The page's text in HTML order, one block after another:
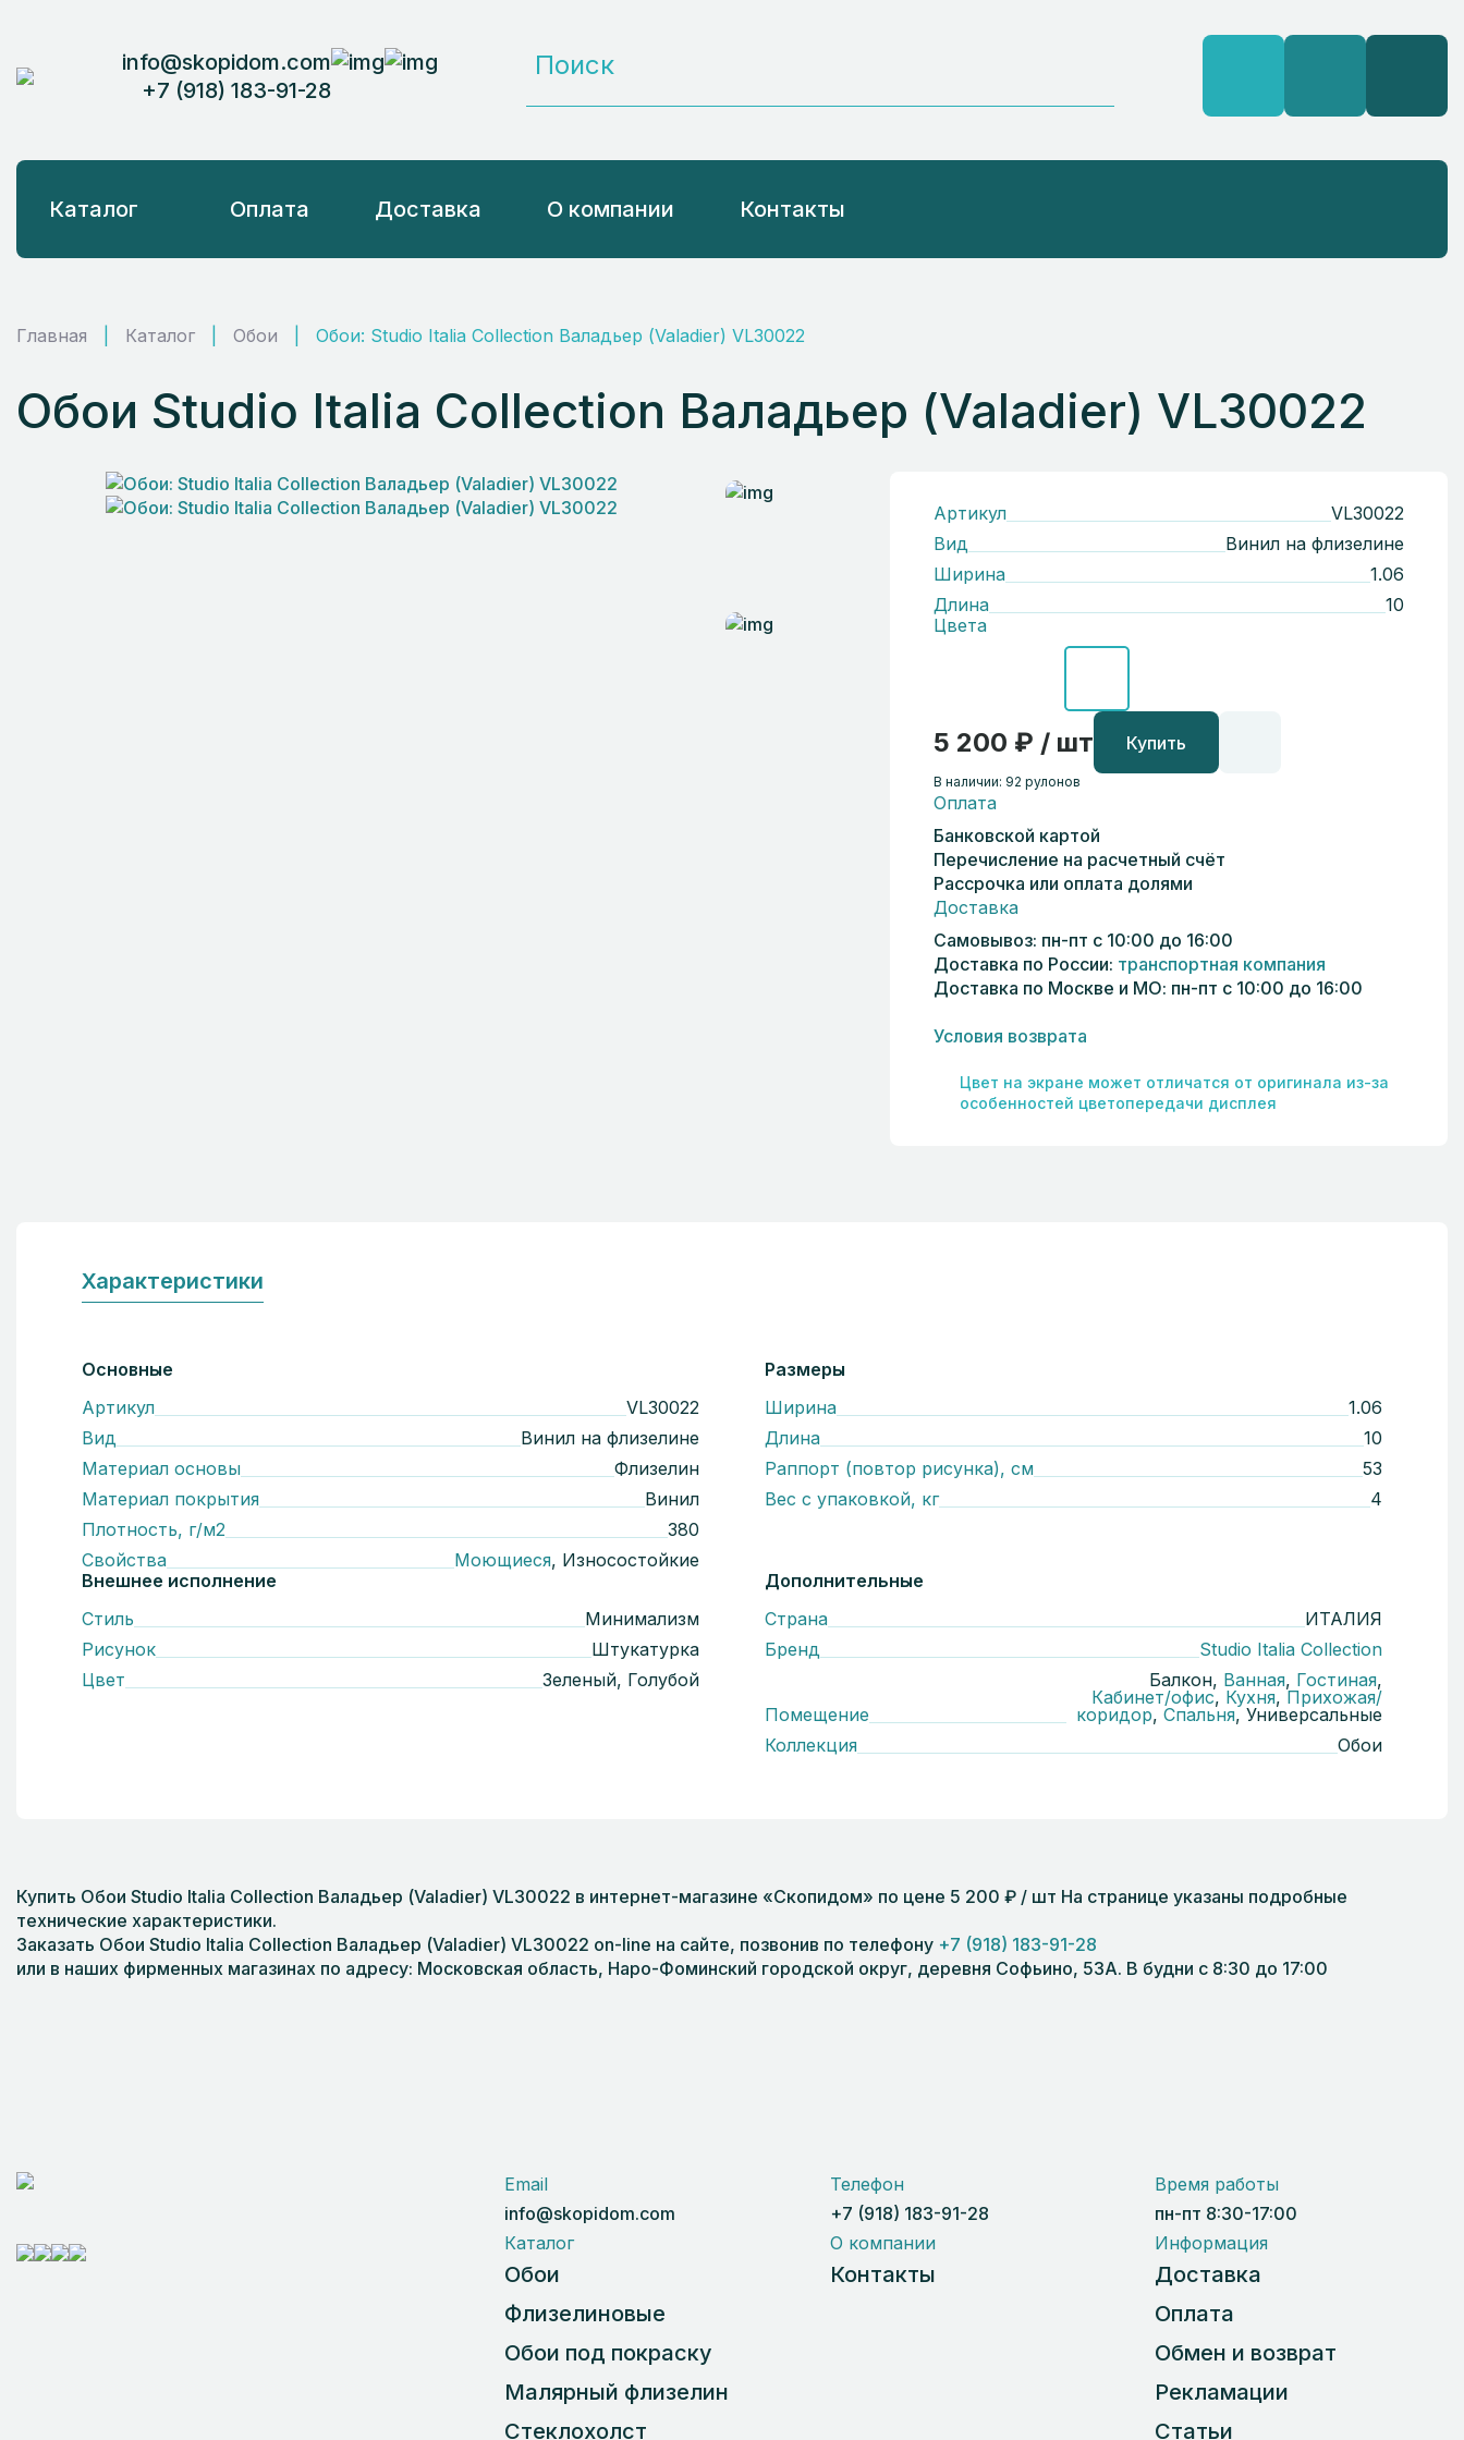
info@skopidom.com
+7 (918) 183-91-28
Каталог Оплата Доставка О компании Контакты
Главная Каталог Обои Обои: Studio Italia Collection Валадьер (Valadier) VL30022
Обои Studio Italia Collection Валадьер (Valadier) VL30022
Артикул
VL30022
Вид
Винил на флизелине
Ширина
1.06
Длина
10
Цвета
5 200 ₽ / шт Купить
В наличии: 92 рулонов
Оплата
Банковской картой
Перечисление на расчетный счёт
Рассрочка или оплата долями
Доставка
Самовывоз: пн-пт с 10:00 до 16:00
Доставка по России: транспортная компания
Доставка по Москве и МО: пн-пт с 10:00 до 16:00
Условия возврата
Цвет на экране может отличатся от оригинала из-за
особенностей цветопередачи дисплея
Характеристики
Основные
Артикул
VL30022
Вид
Винил на флизелине
Материал основы
Флизелин
Материал покрытия
Винил
Плотность, г/м2
380
Свойства
Моющиеся, Износостойкие
Размеры
Ширина
1.06
Длина
10
Раппорт (повтор рисунка), см
53
Вес с упаковкой, кг
4
Внешнее исполнение
Стиль
Минимализм
Рисунок
Штукатурка
Цвет
Зеленый, Голубой
Дополнительные
Страна
ИТАЛИЯ
Бренд
Studio Italia Collection
Помещение
Балкон, Ванная, Гостиная,
Кабинет/офис, Кухня, Прихожая/
коридор, Спальня, Универсальные
Коллекция
Обои
Купить Обои Studio Italia Collection Валадьер (Valadier) VL30022 в интернет-магазине «Скопидом» по цене 5 200 ₽ / шт На странице указаны подробные
технические характеристики.
Заказать Обои Studio Italia Collection Валадьер (Valadier) VL30022 on-line на сайте, позвонив по телефону +7 (918) 183-91-28
или в наших фирменных магазинах по адресу: Московская область, Наро-Фоминский городской округ, деревня Софьино, 53А. В будни с 8:30 до 17:00
Email
info@skopidom.com
Телефон
+7 (918) 183-91-28
Время работы
пн-пт 8:30-17:00
Каталог
Обои
Флизелиновые
Обои под покраску
Малярный флизелин
Стеклохолст
О компании
Контакты
Информация
Доставка
Оплата
Обмен и возврат
Рекламации
Статьи